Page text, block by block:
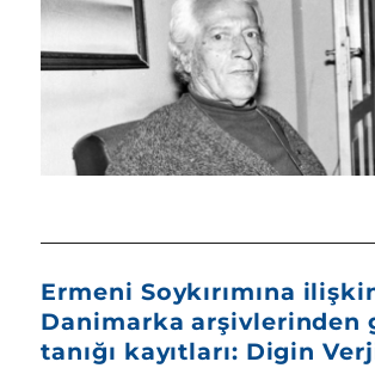
Ermeni Soykırımına
Danimarka arşivlerinden
tanığı kayıtları: Digin